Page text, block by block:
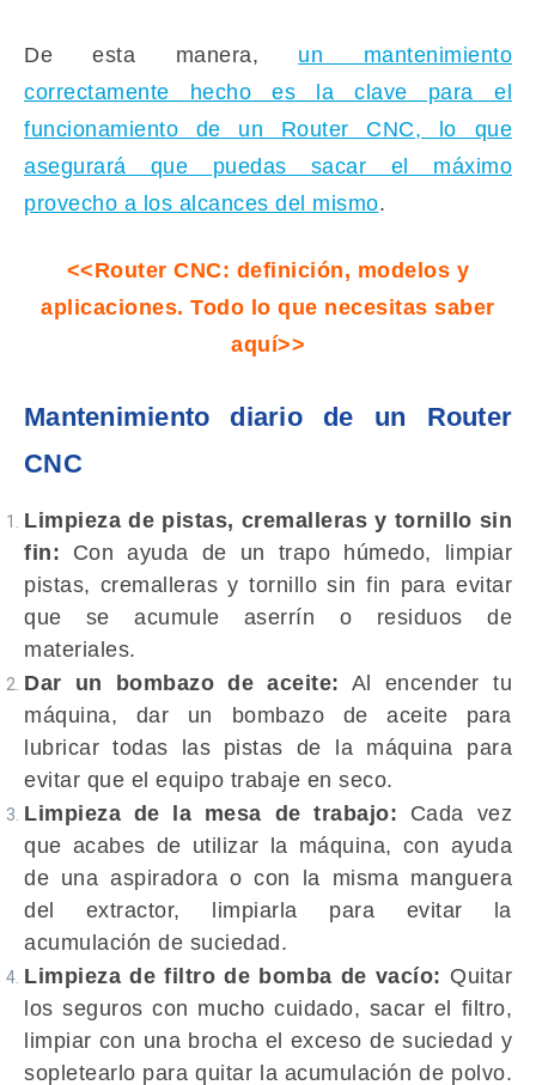
De esta manera, un mantenimiento
correctamente hecho es la clave para el
funcionamiento de un Router CNC, lo que
asegurará que puedas sacar el máximo
provecho a los alcances del mismo.
<<Router CNC: definición, modelos y
aplicaciones. Todo lo que necesitas saber
aquí>>
Mantenimiento diario de un Router
CNC
Limpieza de pistas, cremalleras y tornillo sin
fin: Con ayuda de un trapo húmedo, limpiar
pistas, cremalleras y tornillo sin fin para evitar
que se acumule aserrín o residuos de
materiales.
Dar un bombazo de aceite: Al encender tu
máquina, dar un bombazo de aceite para
lubricar todas las pistas de la máquina para
evitar que el equipo trabaje en seco.
Limpieza de la mesa de trabajo: Cada vez
que acabes de utilizar la máquina, con ayuda
de una aspiradora o con la misma manguera
del extractor, limpiarla para evitar la
acumulación de suciedad.
Limpieza de filtro de bomba de vacío: Quitar
los seguros con mucho cuidado, sacar el filtro,
limpiar con una brocha el exceso de suciedad y
sopletearlo para quitar la acumulación de polvo.